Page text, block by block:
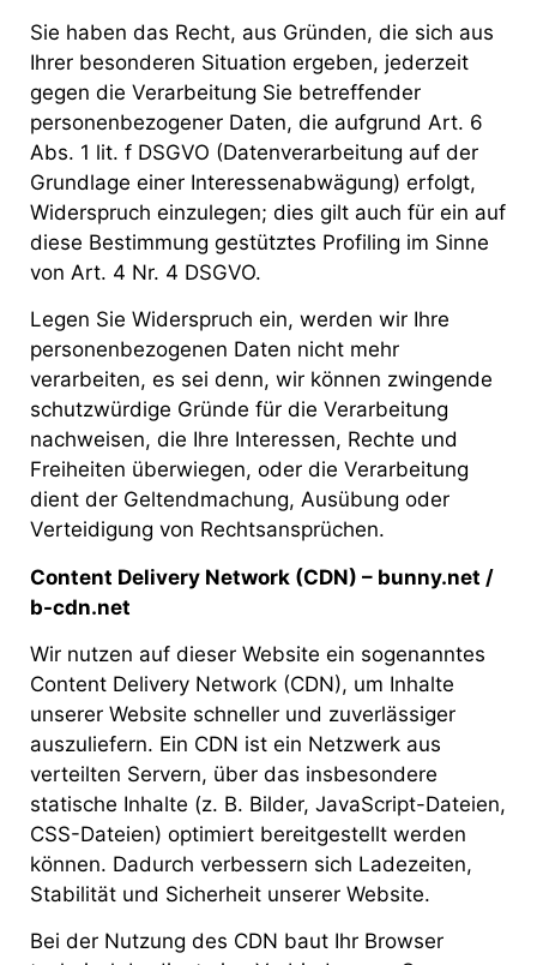
Sie haben das Recht, aus Gründen, die sich aus
Ihrer besonderen Situation ergeben, jederzeit
gegen die Verarbeitung Sie betreffender
personenbezogener Daten, die aufgrund Art. 6
Abs. 1 lit. f DSGVO (Datenverarbeitung auf der
Grundlage einer Interessenabwägung) erfolgt,
Widerspruch einzulegen; dies gilt auch für ein auf
diese Bestimmung gestütztes Profiling im Sinne
von Art. 4 Nr. 4 DSGVO.
Legen Sie Widerspruch ein, werden wir Ihre
personenbezogenen Daten nicht mehr
verarbeiten, es sei denn, wir können zwingende
schutzwürdige Gründe für die Verarbeitung
nachweisen, die Ihre Interessen, Rechte und
Freiheiten überwiegen, oder die Verarbeitung
dient der Geltendmachung, Ausübung oder
Verteidigung von Rechtsansprüchen.
Content Delivery Network (CDN) – bunny.net /
b-cdn.net
Wir nutzen auf dieser Website ein sogenanntes
Content Delivery Network (CDN), um Inhalte
unserer Website schneller und zuverlässiger
auszuliefern. Ein CDN ist ein Netzwerk aus
verteilten Servern, über das insbesondere
statische Inhalte (z. B. Bilder, JavaScript-Dateien,
CSS-Dateien) optimiert bereitgestellt werden
können. Dadurch verbessern sich Ladezeiten,
Stabilität und Sicherheit unserer Website.
Bei der Nutzung des CDN baut Ihr Browser